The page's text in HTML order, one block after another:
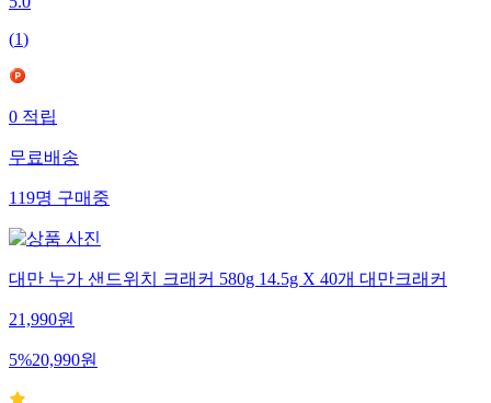
5.0
(1)
0적립
무료배송
119명구매중
대만 누가 샌드위치 크래커 580g 14.5g X 40개 대만크래커
21,990원
5%20,990원